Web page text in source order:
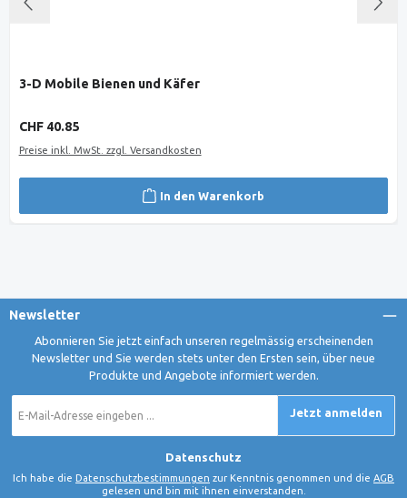
3-D Mobile Bienen und Käfer
Regulärer Preis:
CHF 40.85
Preise inkl. MwSt. zzgl. Versandkosten
In den Warenkorb
Newsletter
Abonnieren Sie jetzt einfach unseren regelmässig erscheinenden
Newsletter und Sie werden stets unter den Ersten sein, über neue
Produkte und Angebote informiert werden.
Mail-
Jetzt anmelden
Datenschutz
Ich habe die Datenschutzbestimmungen zur Kenntnis genommen und die AGB
gelesen und bin mit ihnen einverstanden.